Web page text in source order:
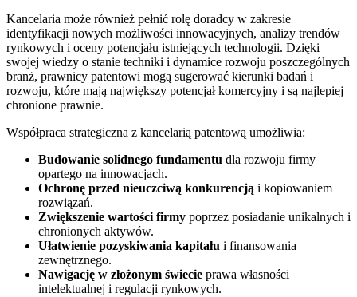
Kancelaria może również pełnić rolę doradcy w zakresie
identyfikacji nowych możliwości innowacyjnych, analizy trendów
rynkowych i oceny potencjału istniejących technologii. Dzięki
swojej wiedzy o stanie techniki i dynamice rozwoju poszczególnych
branż, prawnicy patentowi mogą sugerować kierunki badań i
rozwoju, które mają największy potencjał komercyjny i są najlepiej
chronione prawnie.
Współpraca strategiczna z kancelarią patentową umożliwia:
Budowanie solidnego fundamentu dla rozwoju firmy
opartego na innowacjach.
Ochronę przed nieuczciwą konkurencją i kopiowaniem
rozwiązań.
Zwiększenie wartości firmy poprzez posiadanie unikalnych i
chronionych aktywów.
Ułatwienie pozyskiwania kapitału i finansowania
zewnętrznego.
Nawigację w złożonym świecie prawa własności
intelektualnej i regulacji rynkowych.